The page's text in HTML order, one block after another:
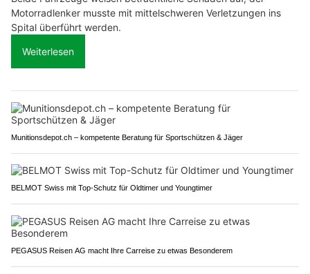
Motorradlenker musste mit mittelschweren Verletzungen ins
Spital überführt werden.
Weiterlesen
Munitionsdepot.ch – kompetente Beratung für Sportschützen & Jäger
BELMOT Swiss mit Top-Schutz für Oldtimer und Youngtimer
PEGASUS Reisen AG macht Ihre Carreise zu etwas Besonderem